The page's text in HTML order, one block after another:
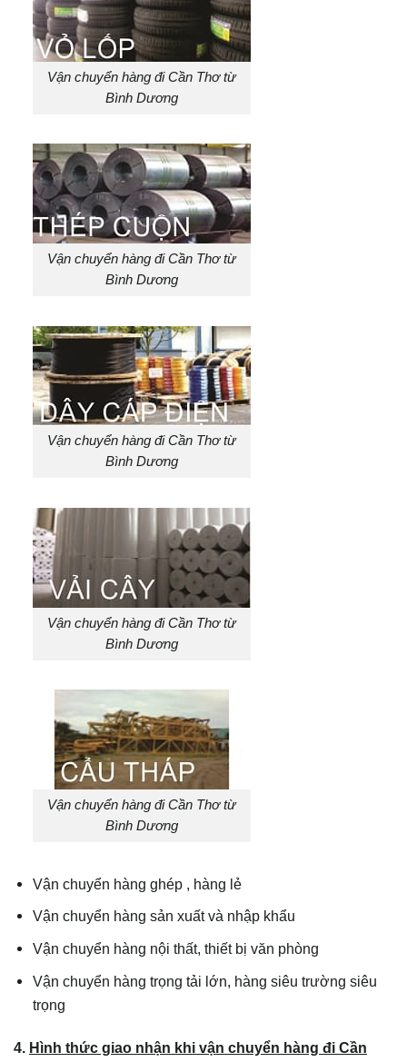
Vận chuyển hàng đi Cần Thơ từ
Bình Dương
Vận chuyển hàng đi Cần Thơ từ
Bình Dương
Vận chuyển hàng đi Cần Thơ từ
Bình Dương
Vận chuyển hàng đi Cần Thơ từ
Bình Dương
Vận chuyển hàng đi Cần Thơ từ
Bình Dương
Vận chuyển hàng ghép , hàng lẻ
Vận chuyển hàng sản xuất và nhập khẩu
Vận chuyển hàng nội thất, thiết bị văn phòng
Vận chuyển hàng trọng tải lớn, hàng siêu trường siêu
trọng
4. Hình thức giao nhận khi vận chuyển hàng đi Cần